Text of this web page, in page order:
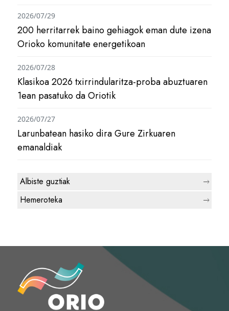
200 herritarrek baino gehiagok eman dute izena
Orioko komunitate energetikoan
2026/07/29
Klasikoa 2026 txirrindularitza-proba abuztuaren
1ean pasatuko da Oriotik
2026/07/28
Larunbatean hasiko dira Gure Zirkuaren
emanaldiak
2026/07/27
Albiste guztiak
Hemeroteka